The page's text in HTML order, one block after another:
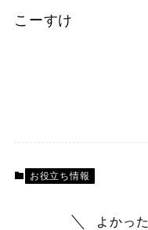
こーすけ
お役立ち情報
よかっ